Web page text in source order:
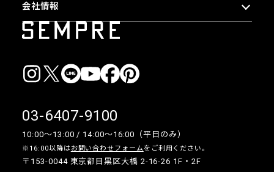
会社情報
03-6407-9100
10:00〜13:00 / 14:00〜16:00（平日のみ）
※16:00以降は お問い合わせフォームをご利用ください。
〒153-0044 東京都目黒区大橋 2-16-26 1F・2F